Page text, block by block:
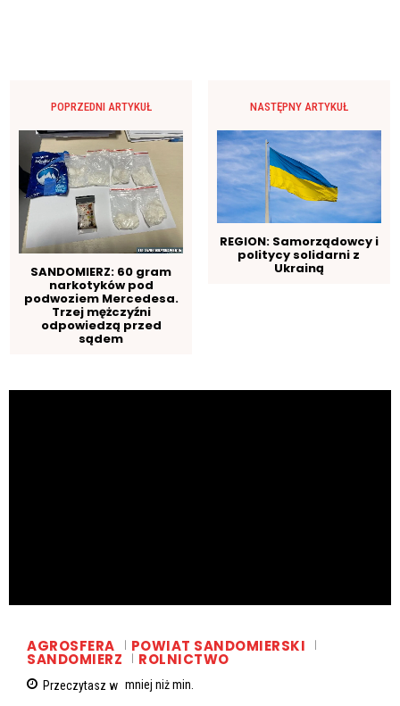
POPRZEDNI ARTYKUŁ
SANDOMIERZ: 60 gram
narkotyków pod
podwoziem Mercedesa.
Trzej mężczyźni
odpowiedzą przed
sądem
NASTĘPNY ARTYKUŁ
REGION: Samorządowcy i
politycy solidarni z
Ukrainą